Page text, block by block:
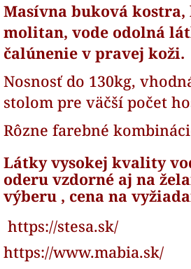
Masívna buková
molitan, vode odolná
čalúnenie v pravej koži.
Nosnosť do 130kg,
stolom pre väčší počet
Rôzne farebné
Látky vysokej kvality
oderu vzdorné aj na
výberu , cena na
https://stesa.sk/
https://www.mabia.sk/